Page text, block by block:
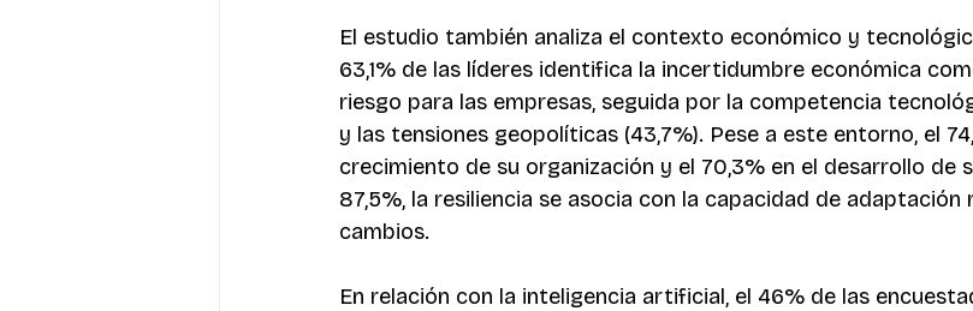
El estudio también analiza el contexto económico y
63,1% de las líderes identifica la incertidumbre económica
riesgo para las empresas, seguida por la competencia
y las tensiones geopolíticas (43,7%). Pese a este entorno, el
crecimiento de su organización y el 70,3% en el desarrollo de
87,5%, la resiliencia se asocia con la capacidad de adaptación
cambios.
En relación con la inteligencia artificial, el 46% de las